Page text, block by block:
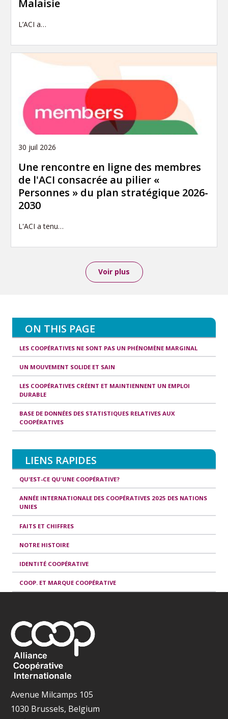
Malaisie
L’ACI a…
30 juil 2026
Une rencontre en ligne des membres
de l'ACI consacrée au pilier «
Personnes » du plan stratégique 2026-
2030
L'ACI a tenu…
Voir plus
ON THIS PAGE
LES COOPÉRATIVES NE SONT PAS UN PHÉNOMÈNE MARGINAL
UN MOUVEMENT SOLIDE ET SAIN
LES COOPÉRATIVES CRÉENT ET MAINTIENNENT UN EMPLOI
DURABLE
BASE DE DONNÉES DES STATISTIQUES RELATIVES AUX
COOPÉRATIVES
LIENS RAPIDES
QU'EST-CE QU'UNE COOPÉRATIVE?
ANNÉE INTERNATIONALE DES COOPÉRATIVES 2025 DES NATIONS
UNIES
FAITS ET CHIFFRES
NOTRE HISTOIRE
IDENTITÉ COOPÉRATIVE
COOP. ET MARQUE COOPÉRATIVE
Avenue Milcamps 105
1030 Brussels, Belgium